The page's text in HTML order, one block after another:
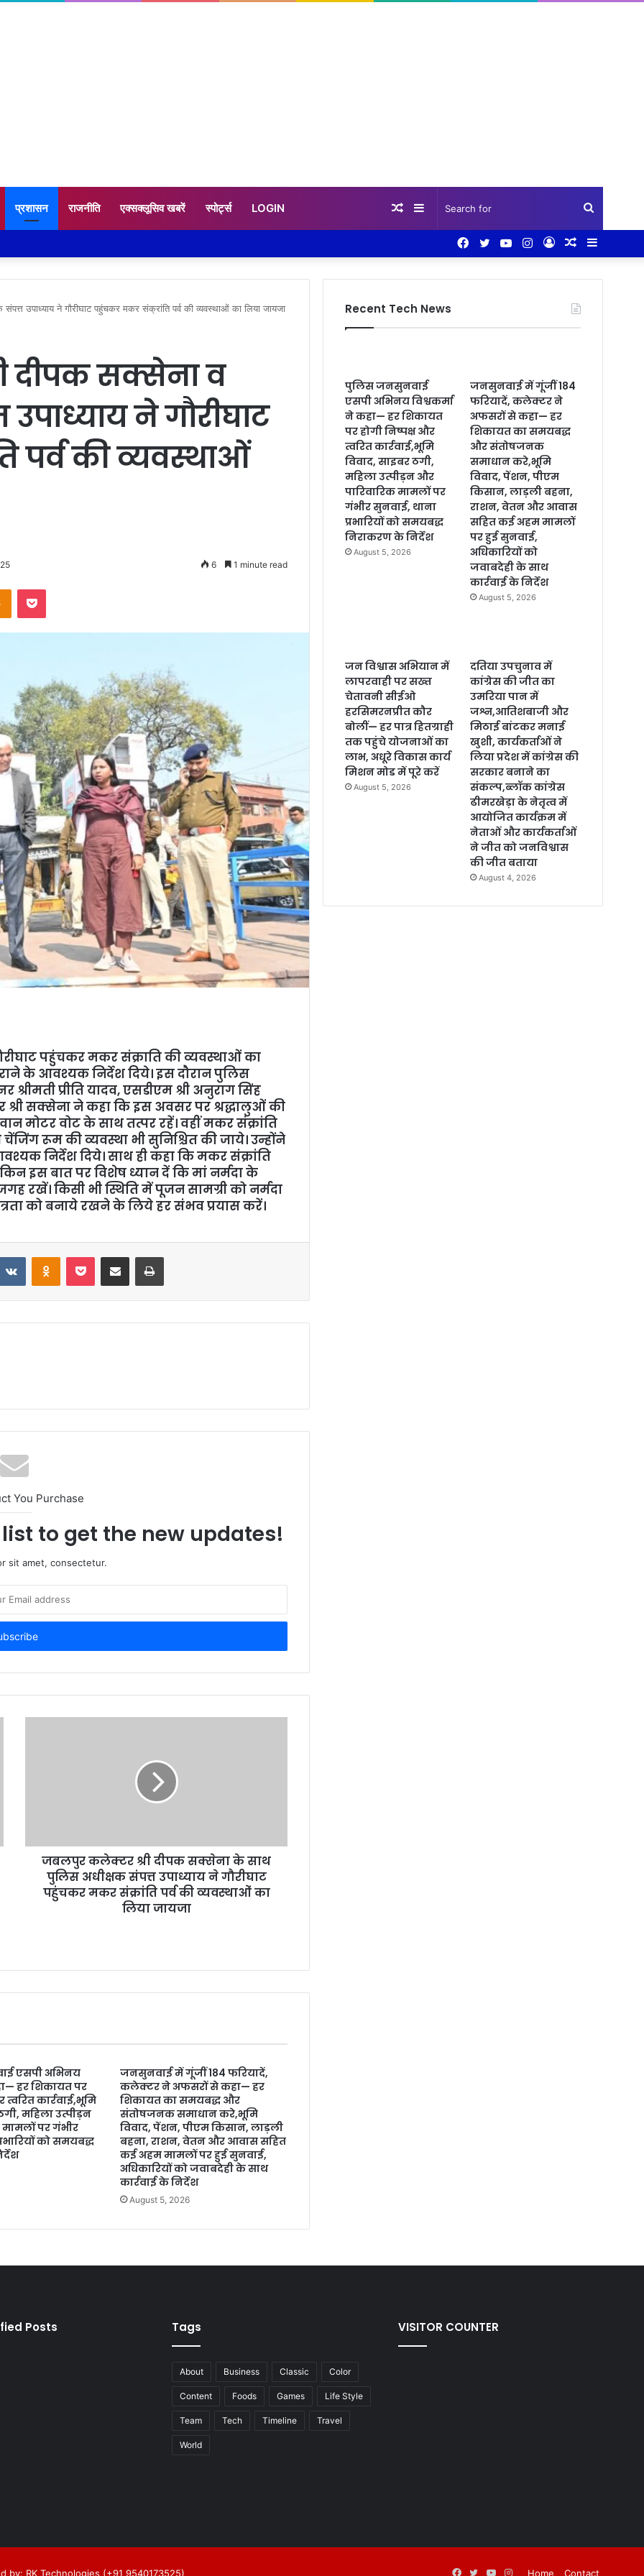
प्रशासन राजनीति एक्सक्लूसिव खबरें स्पोर्ट्स LOGIN
for
Sidebar
Random
Random
Log
Instagram
YouTube
Twitter
Facebook
उपाध्याय ने गौरीघाट पहुंचकर मकर संक्रांति पर्व की व्यवस्थाओं का लिया जायजा
दीपक सक्सेना व
ने गौरीघाट
पर्व की व्यवस्थाओं
6 1 minute read
पहुंचकर मकर संक्राति की व्यवस्थाओं का
के आवश्यक निर्देश दिये। इस दौरान पुलिस
प्रीति यादव, एसडीएम श्री अनुराग सिंह
सक्सेना ने कहा कि इस अवसर पर श्रद्धालुओं की
मोटर वोट के साथ तत्पर रहें। वहीं मकर संक्रांति
रूम की व्यवस्था भी सुनिश्चित की जाये। उन्होंने
निर्देश दिये। साथ ही कहा कि मकर संक्रांति
इस बात पर विशेष ध्यान दें कि मां नर्मदा के
रखें। किसी भी स्थिति में पूजन सामग्री को नर्मदा
को बनाये रखने के लिये हर संभव प्रयास करें।
You Purchase
to get the new updates!
sit amet, consectetur.
जबलपुर कलेक्टर श्री दीपक सक्सेना के साथ
पुलिस अधीक्षक संपत्त उपाध्याय ने गौरीघाट
पहुंचकर मकर संक्रांति पर्व की व्यवस्थाओं का
लिया जायजा
एसपी अभिनय
हर शिकायत पर
त्वरित कार्रवाई,भूमि
महिला उत्पीड़न
मामलों पर गंभीर
को समयबद्ध
जनसुनवाई में गूंजीं 184 फरियादें,
कलेक्टर ने अफसरों से कहा— हर
शिकायत का समयबद्ध और
संतोषजनक समाधान करे,भूमि
विवाद, पेंशन, पीएम किसान, लाड़ली
बहना, राशन, वेतन और आवास सहित
कई अहम मामलों पर हुई सुनवाई,
अधिकारियों को जवाबदेही के साथ
कार्रवाई के निर्देश
August 5, 2026
Recent Tech News
पुलिस जनसुनवाई
एसपी अभिनय विश्वकर्मा
ने कहा— हर शिकायत
पर होगी निष्पक्ष और
त्वरित कार्रवाई,भूमि
विवाद, साइबर ठगी,
महिला उत्पीड़न और
पारिवारिक मामलों पर
गंभीर सुनवाई, थाना
प्रभारियों को समयबद्ध
निराकरण के निर्देश
August 5, 2026
जनसुनवाई में गूंजीं 184
फरियादें, कलेक्टर ने
अफसरों से कहा— हर
शिकायत का समयबद्ध
और संतोषजनक
समाधान करे,भूमि
विवाद, पेंशन, पीएम
किसान, लाड़ली बहना,
राशन, वेतन और आवास
सहित कई अहम मामलों
पर हुई सुनवाई,
अधिकारियों को
जवाबदेही के साथ
कार्रवाई के निर्देश
August 5, 2026
जन विश्वास अभियान में
लापरवाही पर सख्त
चेतावनी सीईओ
हरसिमरनप्रीत कौर
बोलीं— हर पात्र हितग्राही
तक पहुंचे योजनाओं का
लाभ, अधूरे विकास कार्य
मिशन मोड में पूरे करें
August 5, 2026
दतिया उपचुनाव में
कांग्रेस की जीत का
उमरिया पान में
जश्न,आतिशबाजी और
मिठाई बांटकर मनाई
खुशी, कार्यकर्ताओं ने
लिया प्रदेश में कांग्रेस की
सरकार बनाने का
संकल्प,ब्लॉक कांग्रेस
ढीमरखेड़ा के नेतृत्व में
आयोजित कार्यक्रम में
नेताओं और कार्यकर्ताओं
ने जीत को जनविश्वास
की जीत बताया
August 4, 2026
Posts Tags
About Business Classic Color
Content Foods Games Life Style
Team Tech Timeline Travel
World
VISITOR COUNTER
by: RK Technologies (+91 9540173525) Home Contact
Facebook
TwitterYouTube
Instagram